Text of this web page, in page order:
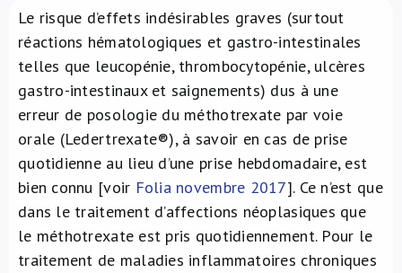
À propos de nous
Le risque d’effets indésirables graves (surtout
réactions hématologiques et gastro-intestinales
telles que leucopénie, thrombocytopénie, ulcères
gastro-intestinaux et saignements) dus à une
erreur de posologie du méthotrexate par voie
orale (Ledertrexate®), à savoir en cas de prise
quotidienne au lieu d’une prise hebdomadaire, est
bien connu [voir Folia novembre 2017]. Ce n’est que
dans le traitement d’affections néoplasiques que
le méthotrexate est pris quotidiennement. Pour le
traitement de maladies inflammatoires chroniques